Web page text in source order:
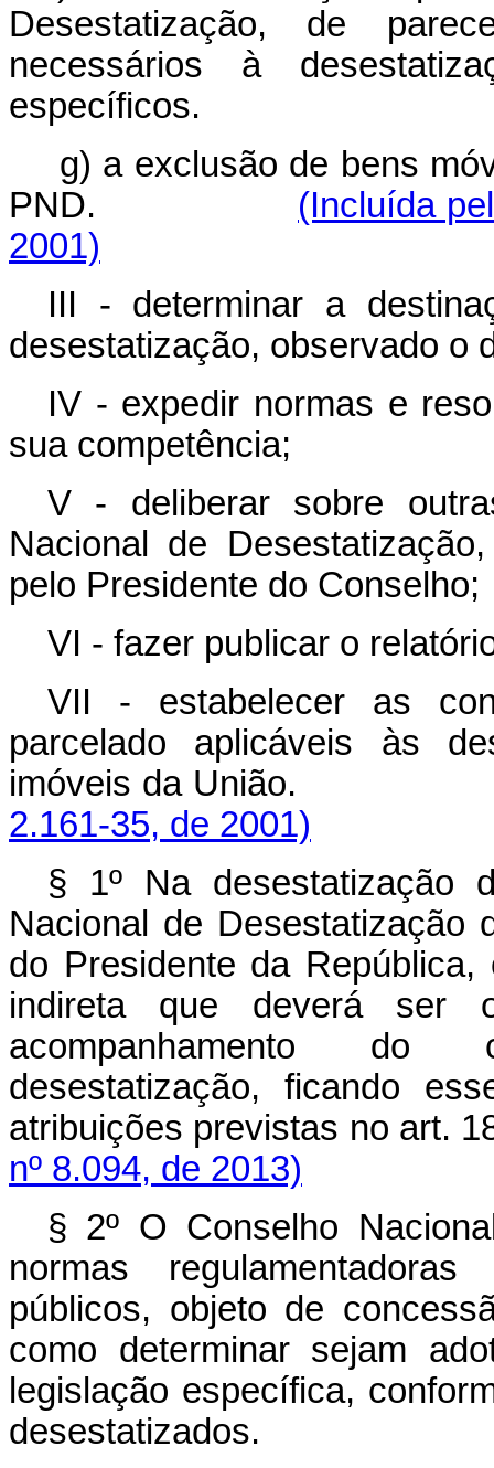
Desestatização, de
necessários à
específicos.
g) a exclusão de bens
PND.
(Incluída
2001)
III - determinar a
desestatização, observado o
IV - expedir normas e
sua competência;
V - deliberar sobre
Nacional de
pelo Presidente do Conselho;
VI - fazer publicar o
VII - estabelecer as
parcelado aplicáveis às
imóveis da União.
2.161-35, de 2001)
§ 1º Na desestatização
Nacional de Desestatização
do Presidente da
indireta que deverá ser
acompanhamento do
desestatização, ficando
atribuições previstas
nº 8.094, de 2013)
§ 2º O Conselho
normas
públicos, objeto de
como determinar sejam
legislação específica,
desestatizados.